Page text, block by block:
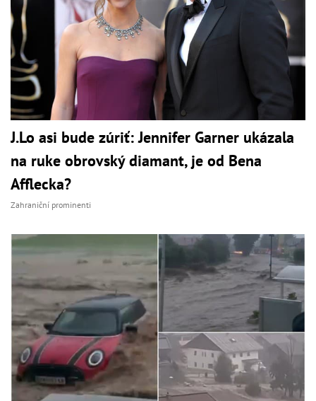
J.Lo asi bude zúriť: Jennifer Garner ukázala
na ruke obrovský diamant, je od Bena
Afflecka?
Zahraniční prominenti